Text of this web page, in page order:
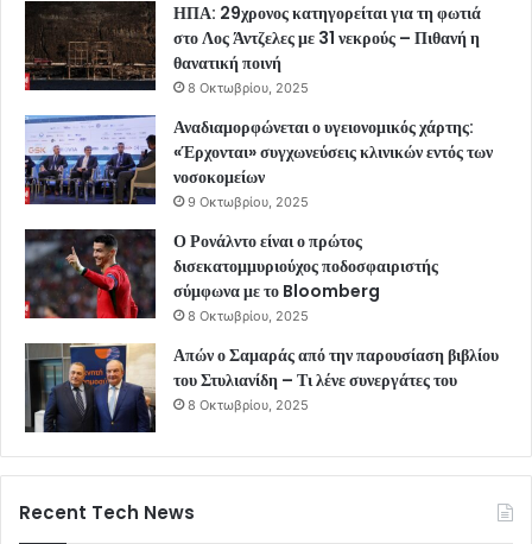
ΗΠΑ: 29χρονος κατηγορείται για τη φωτιά
στο Λος Άντζελες με 31 νεκρούς – Πιθανή η
θανατική ποινή
8 Οκτωβρίου, 2025
Αναδιαμορφώνεται ο υγειονομικός χάρτης:
«Έρχονται» συγχωνεύσεις κλινικών εντός των
νοσοκομείων
9 Οκτωβρίου, 2025
Ο Ρονάλντο είναι ο πρώτος
δισεκατομμυριούχος ποδοσφαιριστής
σύμφωνα με το Bloomberg
8 Οκτωβρίου, 2025
Απών ο Σαμαράς από την παρουσίαση βιβλίου
του Στυλιανίδη – Τι λένε συνεργάτες του
8 Οκτωβρίου, 2025
Recent Tech News